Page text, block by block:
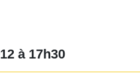
à17h30